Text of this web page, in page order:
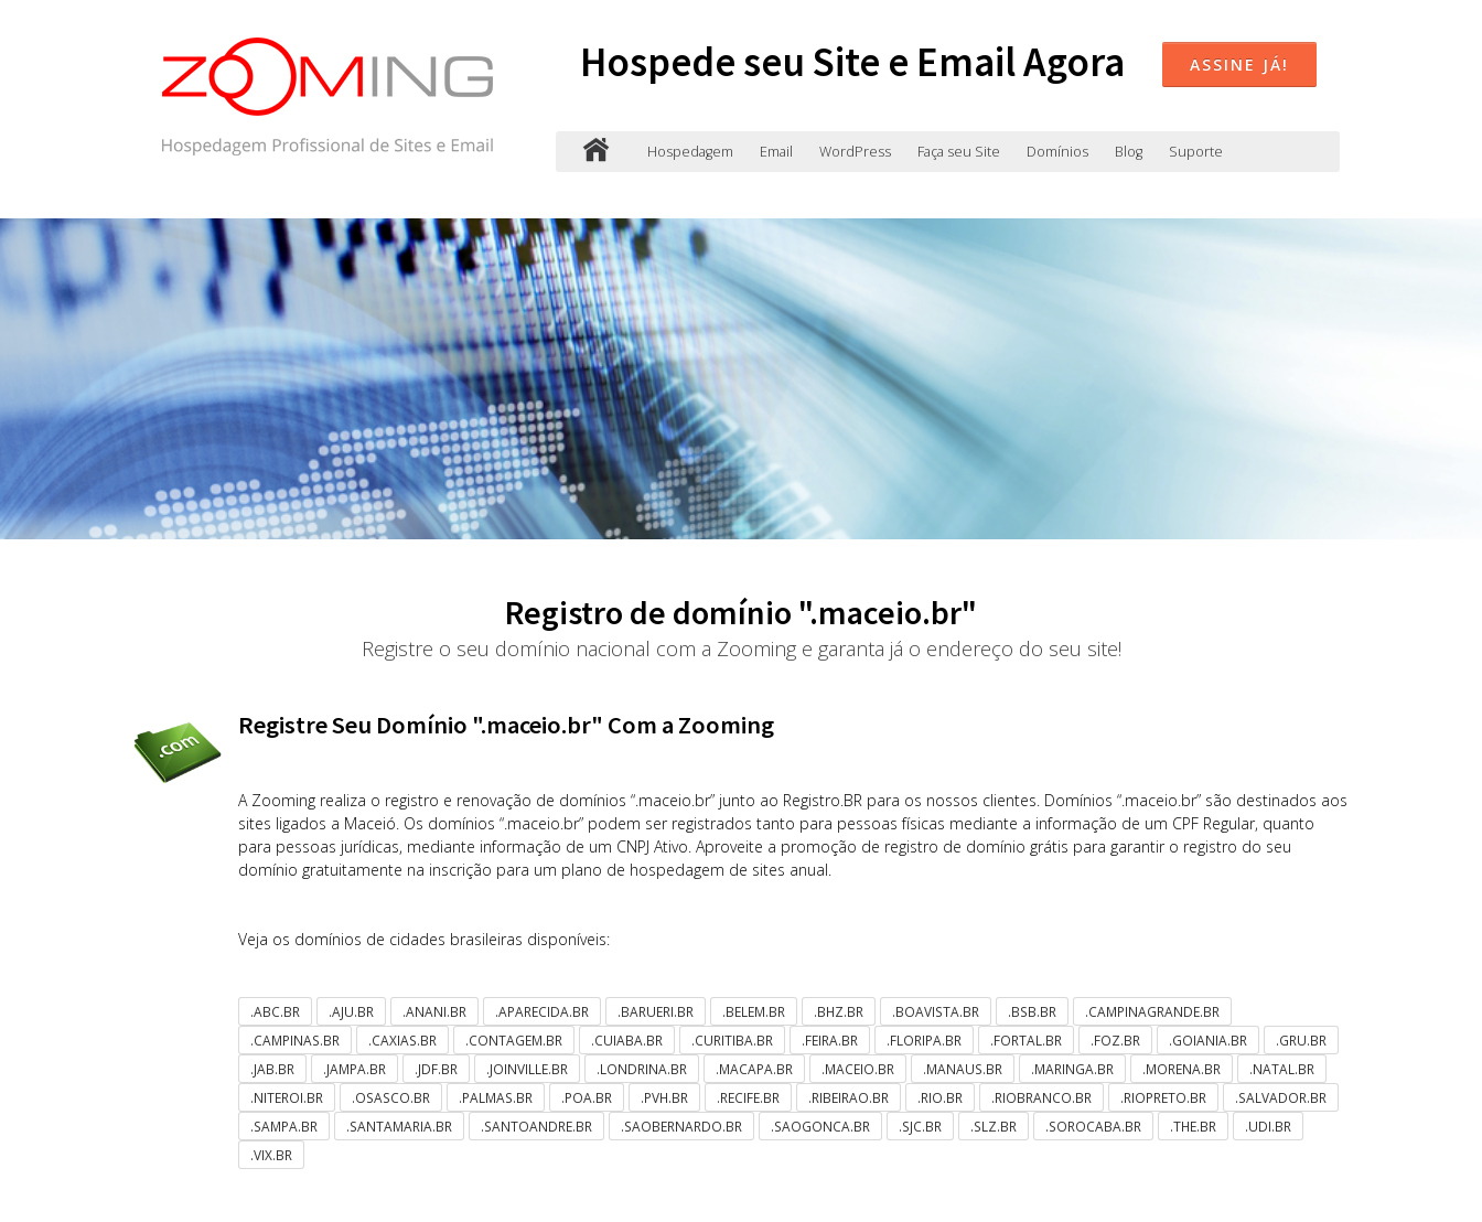
Hospede seu Site e Email Agora ASSINE JÁ!
Hospedagem Email WordPress Faça seu Site Domínios Blog Suporte
Registro de domínio ".maceio.br"
Registre o seu domínio nacional com a Zooming e garanta já o endereço do seu site!
Registre Seu Domínio ".maceio.br" Com a Zooming
A Zooming realiza o registro e renovação de domínios “.maceio.br” junto ao Registro.BR para os nossos clientes. Domínios “.maceio.br” são destinados aos
sites ligados a Maceió. Os domínios “.maceio.br” podem ser registrados tanto para pessoas físicas mediante a informação de um CPF Regular, quanto
para pessoas jurídicas, mediante informação de um CNPJ Ativo. Aproveite a promoção de registro de domínio grátis para garantir o registro do seu
domínio gratuitamente na inscrição para um plano de hospedagem de sites anual.
Veja os domínios de cidades brasileiras disponíveis:
.ABC.BR .AJU.BR .ANANI.BR .APARECIDA.BR .BARUERI.BR .BELEM.BR .BHZ.BR .BOAVISTA.BR .BSB.BR
.CAMPINAGRANDE.BR
.CAMPINAS.BR
.CAXIAS.BR .CONTAGEM.BR .CUIABA.BR .CURITIBA.BR .FEIRA.BR .FLORIPA.BR .FORTAL.BR .FOZ.BR .GOIANIA.BR
.GRU.BR
.JAB.BR
.JAMPA.BR .JDF.BR .JOINVILLE.BR .LONDRINA.BR .MACAPA.BR .MACEIO.BR .MANAUS.BR .MARINGA.BR .MORENA.BR
.NATAL.BR
.NITEROI.BR
.OSASCO.BR .PALMAS.BR .POA.BR .PVH.BR .RECIFE.BR .RIBEIRAO.BR .RIO.BR .RIOBRANCO.BR .RIOPRETO.BR
.SALVADOR.BR
.SAMPA.BR
.SANTAMARIA.BR .SANTOANDRE.BR .SAOBERNARDO.BR .SAOGONCA.BR .SJC.BR .SLZ.BR .SOROCABA.BR .THE.BR
.UDI.BR
.VIX.BR